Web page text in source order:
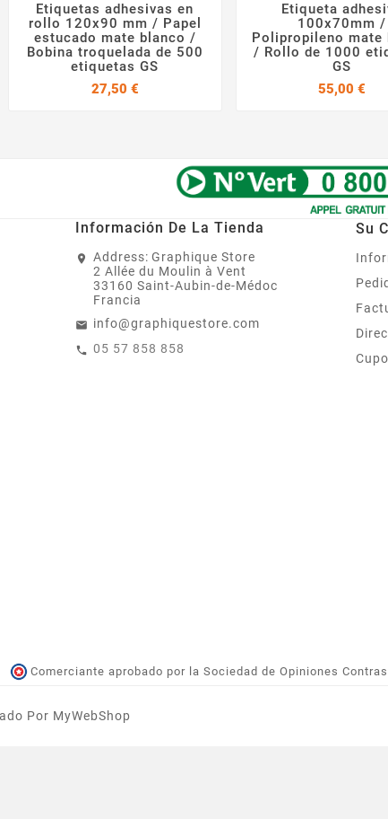
 
Etiquetas adhesivas en
rollo 120x90 mm / Papel
estucado mate blanco /
Bobina troquelada de 500
etiquetas GS
27,50 €Precio
 
Etiqueta
100x70mm /
Polipropileno mate
/ Rollo de 1000
GS
55,00 €
Información De La Tienda
Address: Graphique Store
2 Allée du Moulin à Vent
33160 Saint-Aubin-de-Médoc
Francia
info@graphiquestore.com
05 57 858 858
Su
Comerciante aprobado por la Sociedad de Opiniones
Por MyWebShop